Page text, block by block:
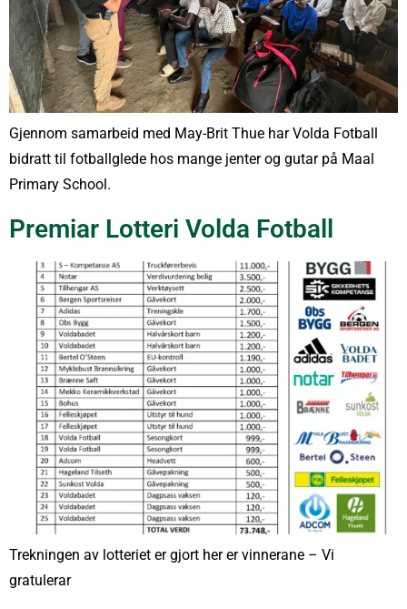
Gjennom samarbeid med May-Brit Thue har Volda Fotball
bidratt til fotballglede hos mange jenter og gutar på Maal
Primary School.
Premiar Lotteri Volda Fotball
Trekningen av lotteriet er gjort her er vinnerane – Vi
gratulerar